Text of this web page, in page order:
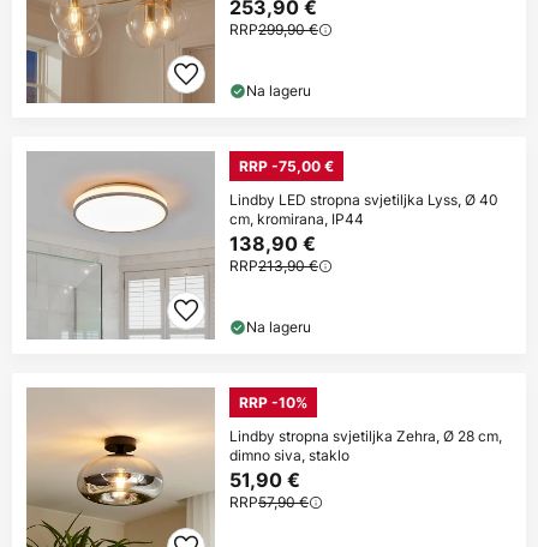
253,90 €
RRP299,90 €
Na lageru
RRP -75,00 €
Lindby LED stropna svjetiljka Lyss, Ø 40
cm, kromirana, IP44
138,90 €
RRP213,90 €
Na lageru
RRP -10%
Lindby stropna svjetiljka Zehra, Ø 28 cm,
dimno siva, staklo
51,90 €
RRP57,90 €